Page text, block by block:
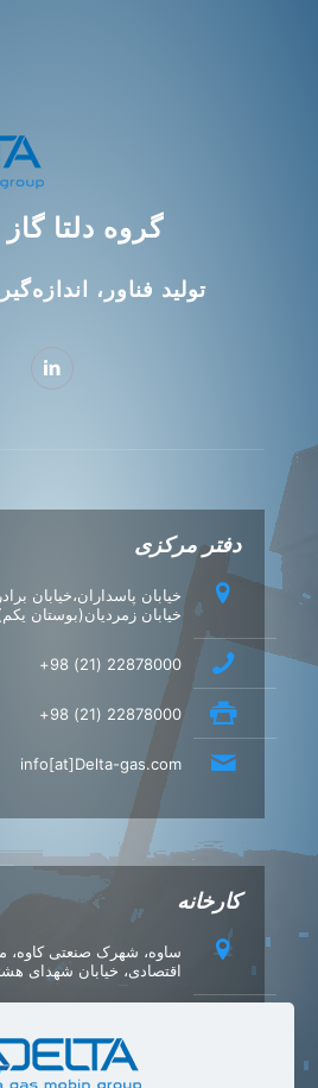
گروه دلتا
تولید فناور،
دفتر مرکزی
خیابان پاسداران،خیابان
خیابان زمردیان(بوستان
22878000 (21) 98+
22878000 (21) 98+
info[at]Delta-gas.com
کارخانه
ساوه، شهرک صنعتی کاوه،
اقتصادی، خیابان شهدای
42347549 (86) 98+